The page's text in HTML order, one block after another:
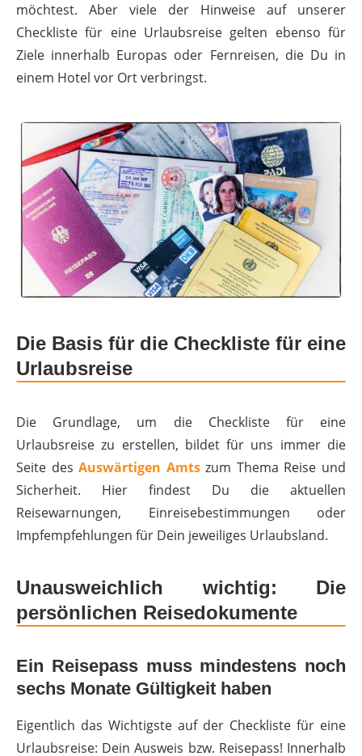
möchtest. Aber viele der Hinweise auf unserer
Checkliste für eine Urlaubsreise gelten ebenso für
Ziele innerhalb Europas oder Fernreisen, die Du in
einem Hotel vor Ort verbringst.
Die Basis für die Checkliste für eine
Urlaubsreise
Die Grundlage, um die Checkliste für eine
Urlaubsreise zu erstellen, bildet für uns immer die
Seite desAuswärtigen Amtszum Thema Reise und
Sicherheit. Hier findest Du die aktuellen
Reisewarnungen, Einreisebestimmungen oder
Impfempfehlungen für Dein jeweiliges Urlaubsland.
Unausweichlich wichtig: Die
persönlichen Reisedokumente
Ein Reisepass muss mindestens noch
sechs Monate Gültigkeit haben
Eigentlich das Wichtigste auf der Checkliste für eine
Urlaubsreise: Dein Ausweis bzw. Reisepass! Innerhalb